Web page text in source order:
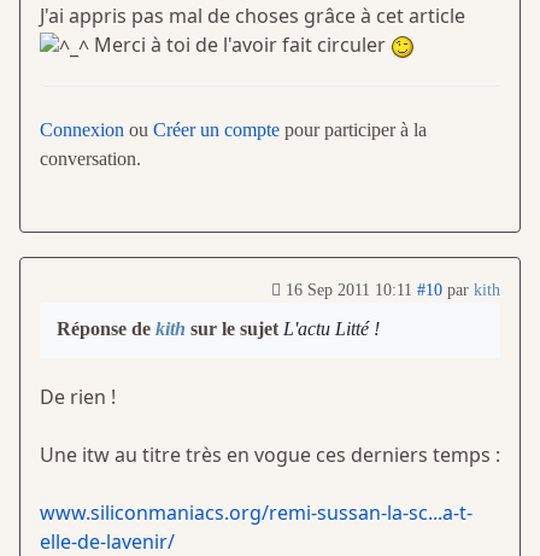
J'ai appris pas mal de choses grâce à cet article
Merci à toi de l'avoir fait circuler
Connexion ou Créer un compte pour participer à la
conversation.
16 Sep 2011 10:11 #10 par kith
Réponse de kith sur le sujet L'actu Litté !
De rien !
Une itw au titre très en vogue ces derniers temps :
www.siliconmaniacs.org/remi-sussan-la-sc...a-t-
elle-de-lavenir/